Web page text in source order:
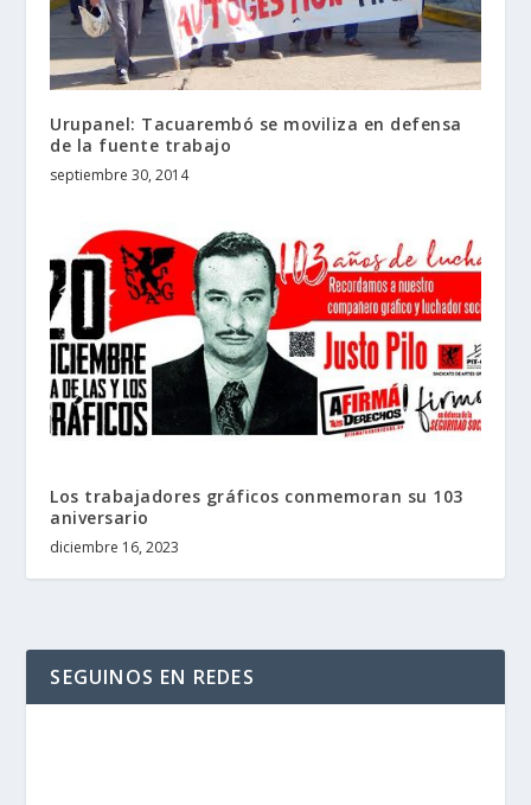
Urupanel: Tacuarembó se moviliza en defensa
de la fuente trabajo
septiembre 30, 2014
Los trabajadores gráficos conmemoran su 103
aniversario
diciembre 16, 2023
SEGUINOS EN REDES